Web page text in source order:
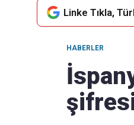
Linke Tıkla,
HABERLER